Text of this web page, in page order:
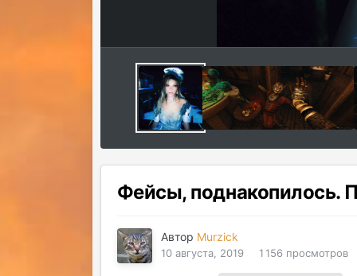
Фейсы, поднакопилось.
Автор Murzick
10 августа, 2019 1 156 просмотров